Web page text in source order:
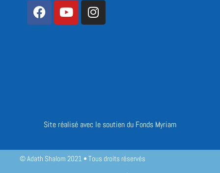
Site réalisé avec le soutien du Fonds Myriam
© Adath Shalom 2021 • Tous droits réservés